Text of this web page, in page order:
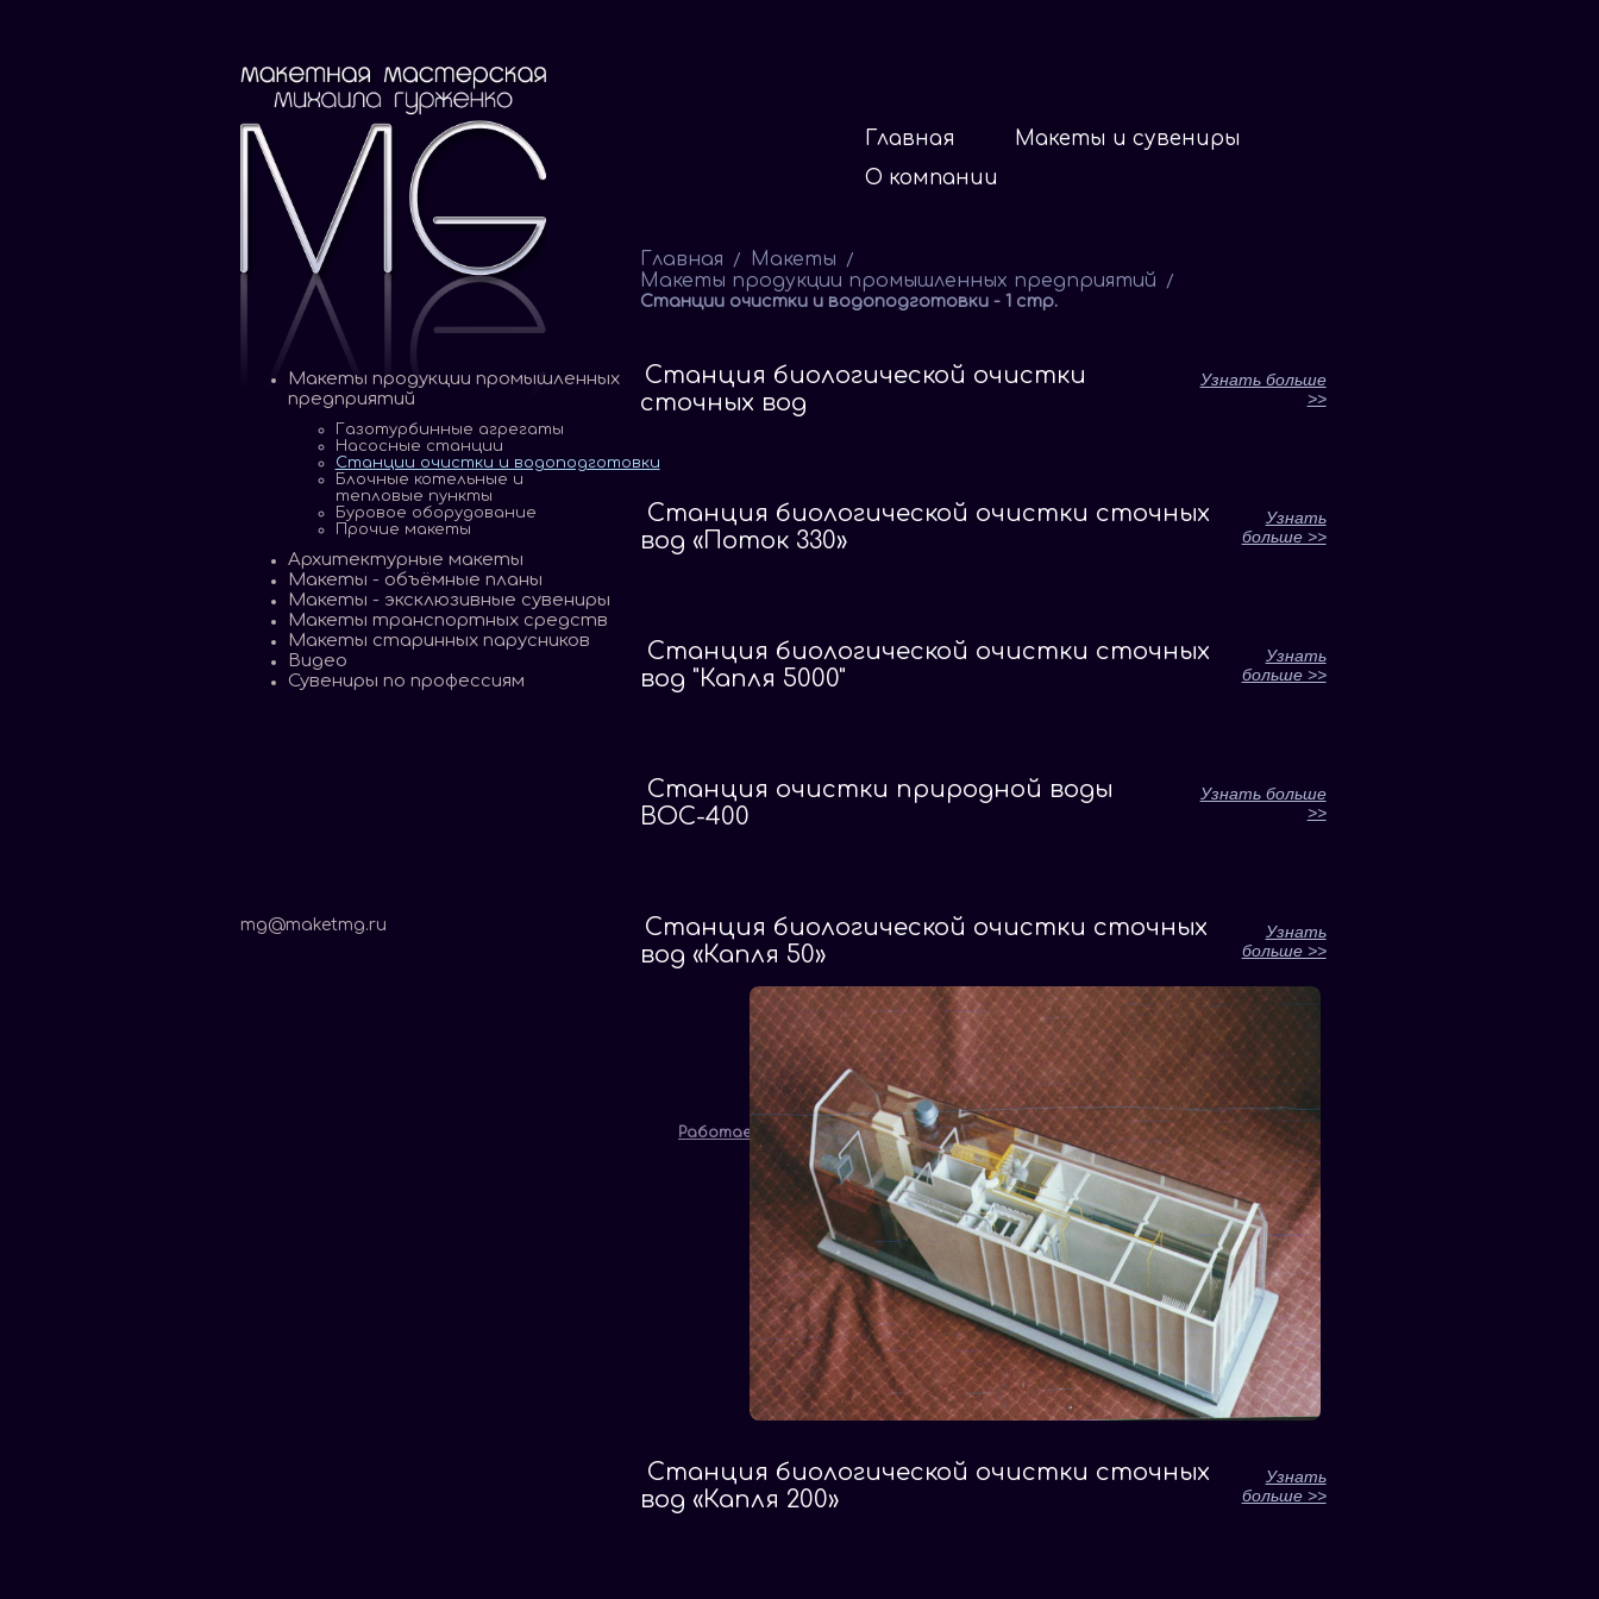
Главная
Макеты и сувениры
О компании
Макеты продукции промышленных
предприятий
Газотурбинные агрегаты
Насосные станции
Станции очистки и водоподготовки
Блочные котельные и
тепловые пункты
Буровое оборудование
Прочие макеты
Архитектурные макеты
Макеты - объёмные планы
Макеты - эксклюзивные сувениры
Макеты транспортных средств
Макеты старинных парусников
Видео
Сувениры по профессиям
mg@maketmg.ru
Главная / Макеты /
Макеты продукции промышленных предприятий /
Станции очистки и водоподготовки - 1 стр.
Cтанция биологической очистки
сточных вод
Узнать больше
>>
Станция биологической очистки сточных
вод «Поток 330»
Узнать
больше >>
Станция биологической очистки сточных
вод "Капля 5000"
Узнать
больше >>
Станция очистки природной воды
ВОС-400
Узнать больше
>>
Станция биологической очистки сточных
вод «Капля 50»
Узнать
больше >>
Станция биологической очистки сточных
вод «Капля 200»
Узнать
больше >>
Работает на Amiro CMS - Free